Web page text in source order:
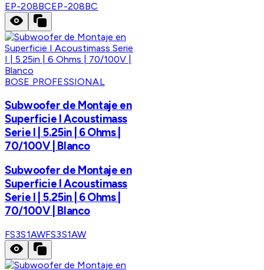
EP-208BCEP-208BC
BOSE PROFESSIONAL
Subwoofer de Montaje en
Superficie I Acoustimass
Serie I | 5.25in | 6 Ohms |
70/100V | Blanco
Subwoofer de Montaje en
Superficie I Acoustimass
Serie I | 5.25in | 6 Ohms |
70/100V | Blanco
FS3S1AWFS3S1AW